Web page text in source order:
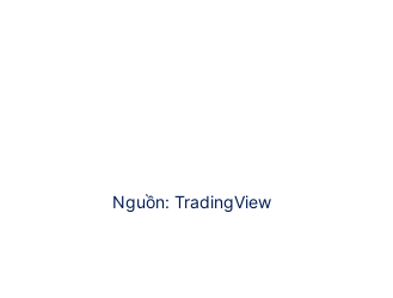
Nguồn: TradingView